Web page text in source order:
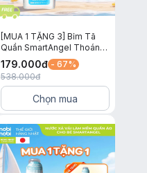
[MUA 1 TẶNG 3] Bỉm Tã
Quần SmartAngel Thoáng
Khí và Thấm Hút Cho Bé
Size BIG XXL36
179.000đ - 67%
538.000đ
Chọn mua